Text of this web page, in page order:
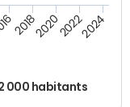
000 habitants
2018202020222024